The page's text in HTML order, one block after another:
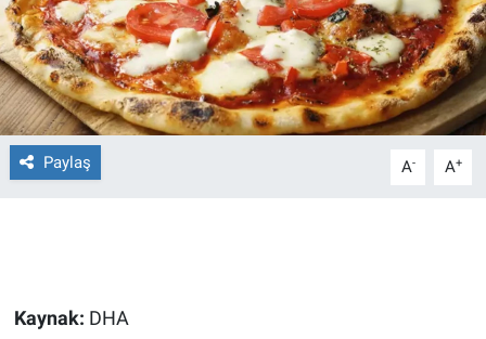
Paylaş A- A+
Kaynak: DHA
Forum
Gerçeğin İzinde
Gün Başlıyor
Gün Bitiyor